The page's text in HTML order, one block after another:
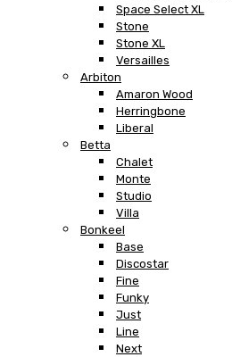
Space Select XL
Stone
Stone XL
Versailles
Arbiton
Amaron Wood
Herringbone
Liberal
Betta
Chalet
Monte
Studio
Villa
Bonkeel
Base
Discostar
Fine
Funky
Just
Line
Next